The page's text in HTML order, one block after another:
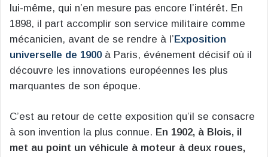
lui-même, qui n’en mesure pas encore l’intérêt. En
1898, il part accomplir son service militaire comme
mécanicien, avant de se rendre à l’ Exposition
universelle de 1900 à Paris, événement décisif où il
découvre les innovations européennes les plus
marquantes de son époque.
C’est au retour de cette exposition qu’il se consacre
à son invention la plus connue. En 1902, à Blois, il
met au point un véhicule à moteur à deux roues,